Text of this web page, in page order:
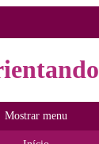
Mostrar menu